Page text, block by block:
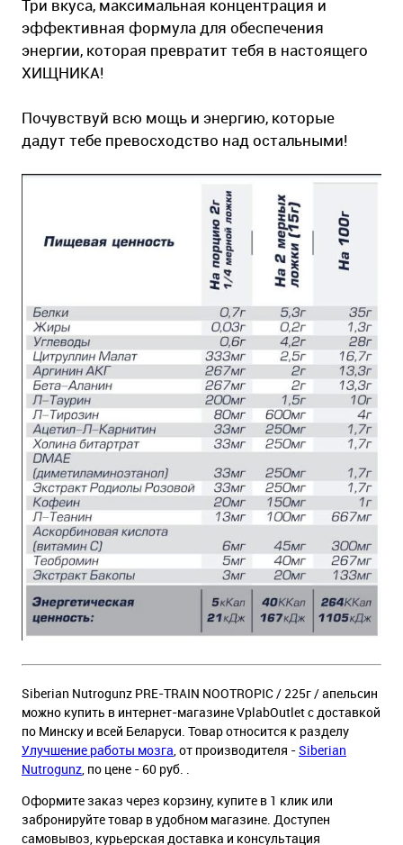
Три вкуса, максимальная концентрация и
эффективная формула для обеспечения
энергии, которая превратит тебя в настоящего
ХИЩНИКА!
Почувствуй всю мощь и энергию, которые
дадут тебе превосходство над остальными!
Siberian Nutrogunz PRE-TRAIN NOOTROPIC / 225г / апельсин
можно купить в интернет-магазине VplabOutlet с доставкой
по Минску и всей Беларуси. Товар относится к разделу
Улучшение работы мозга , от производителя -Siberian
Nutrogunz , по цене - 60 руб. .
Оформите заказ через корзину, купите в 1 клик или
забронируйте товар в удобном магазине. Доступен
самовывоз, курьерская доставка и консультация